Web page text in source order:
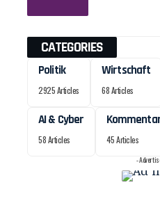
CATEGORIES
Politik
2925 Articles
Wirtschaft
68 Articles
AI & Cyber
58 Articles 45 Articles
-